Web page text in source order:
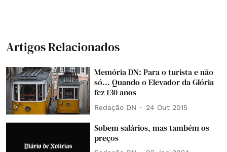
Artigos Relacionados
Memória DN: Para o turista e não
só... Quando o Elevador da Glória
fez 130 anos
Redação DN 24 Out 2015
Sobem salários, mas também os
preços